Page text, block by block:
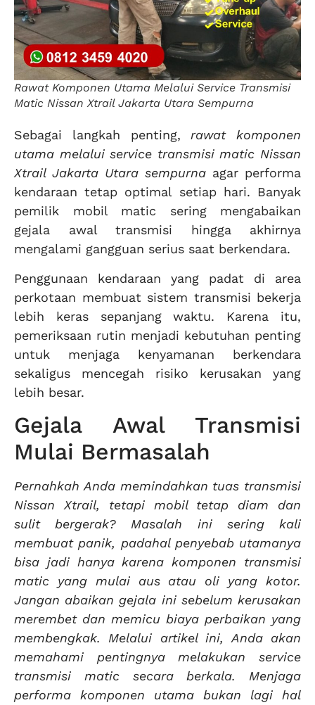
Rawat Komponen Utama Melalui Service Transmisi
Matic Nissan Xtrail Jakarta Utara Sempurna
Sebagai langkah penting,rawat komponen
utama melalui service transmisi matic Nissan
Xtrail Jakarta Utara sempurna agar performa
kendaraan tetap optimal setiap hari. Banyak
pemilik mobil matic sering mengabaikan
gejala awal transmisi hingga akhirnya
mengalami gangguan serius saat berkendara.
Penggunaan kendaraan yang padat di area
perkotaan membuat sistem transmisi bekerja
lebih keras sepanjang waktu. Karena itu,
pemeriksaan rutin menjadi kebutuhan penting
untuk menjaga kenyamanan berkendara
sekaligus mencegah risiko kerusakan yang
lebih besar.
Gejala Awal Transmisi
Mulai Bermasalah
Pernahkah Anda memindahkan tuas transmisi
Nissan Xtrail, tetapi mobil tetap diam dan
sulit bergerak? Masalah ini sering kali
membuat panik, padahal penyebab utamanya
bisa jadi hanya karena komponen transmisi
matic yang mulai aus atau oli yang kotor.
Jangan abaikan gejala ini sebelum kerusakan
merembet dan memicu biaya perbaikan yang
membengkak. Melalui artikel ini, Anda akan
memahami pentingnya melakukan service
transmisi matic secara berkala. Menjaga
performa komponen utama bukan lagi hal